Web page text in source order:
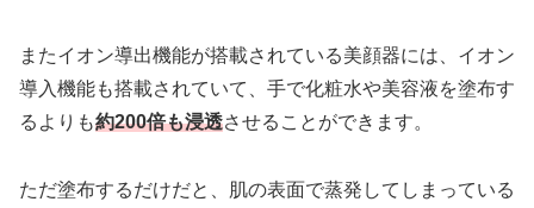
またイオン導出機能が搭載されている美顔器には、イオン
導入機能も搭載されていて、手で化粧水や美容液を塗布す
るよりも約200倍も浸透させることができます。
ただ塗布するだけだと、肌の表面で蒸発してしまっている